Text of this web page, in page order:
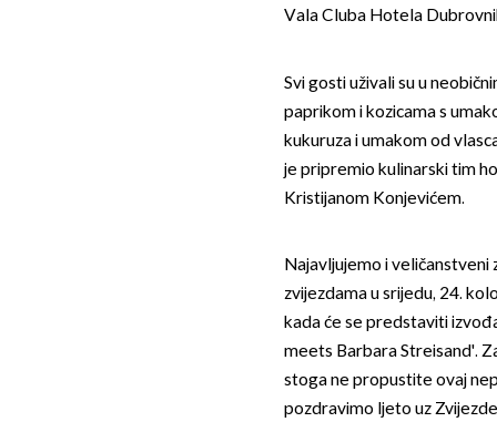
Vala Cluba Hotela
Svi gosti uživali su u
paprikom i kozicama s
kukuruza i umakom od
je pripremio kulinarski tim
Kristijanom Konjevićem.
Najavljujemo i
zvijezdama u srijedu, 24.
kada će se predstaviti
meets Barbara Streisand'.
stoga ne propustite ovaj
pozdravimo ljeto uz